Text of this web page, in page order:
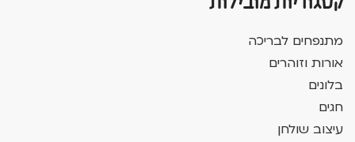
קטגוריות מובילות
מתנפחים לבריכה
אורות וזוהרים
בלונים
חגים
עיצוב שולחן